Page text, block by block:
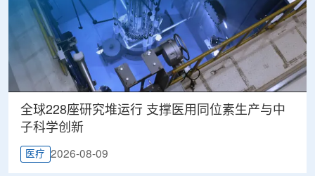
全球228座研究堆运行 支撑医用同位素生产与中
子科学创新
医疗 2026-08-09